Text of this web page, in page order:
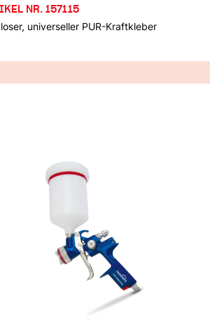
NR. 157115
universeller PUR-Kraftkleber